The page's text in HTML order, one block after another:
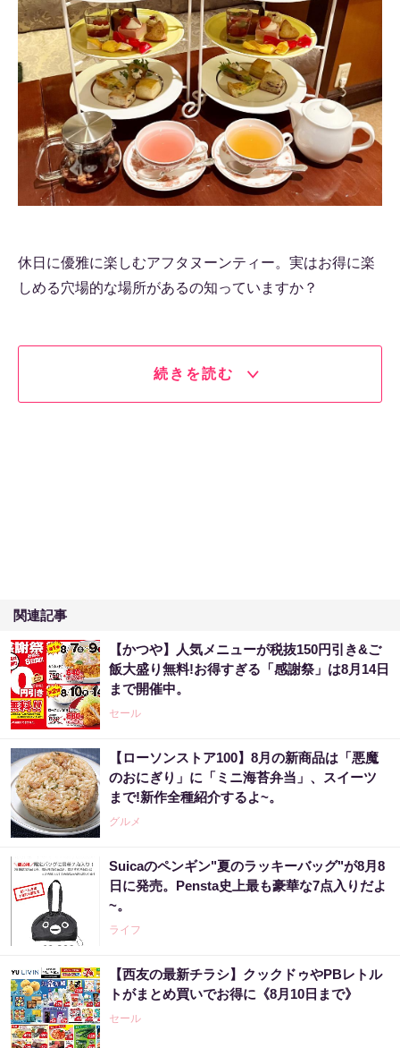
休日に優雅に楽しむアフタヌーンティー。実はお得に楽
しめる穴場的な場所があるの知っていますか？
続きを読む
関連記事
【かつや】人気メニューが税抜150円引き&ご
飯大盛り無料!お得すぎる「感謝祭」は8月14日
まで開催中。
セール
【ローソンストア100】8月の新商品は「悪魔
のおにぎり」に「ミニ海苔弁当」、スイーツ
まで!新作全種紹介するよ~。
グルメ
Suicaのペンギン"夏のラッキーバッグ"が8月8
日に発売。Pensta史上最も豪華な7点入りだよ
~。
ライフ
【西友の最新チラシ】クックドゥやPBレトル
トがまとめ買いでお得に《8月10日まで》
セール